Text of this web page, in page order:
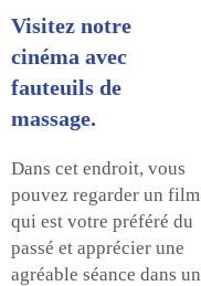
Visitez notre
cinéma avec
fauteuils de
massage.
Dans cet endroit, vous
pouvez regarder un film
qui est votre préféré du
passé et apprécier une
agréable séance dans un